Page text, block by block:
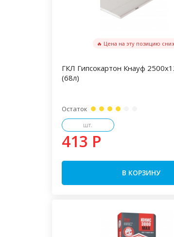
🔥 Цена на эту позицию
ГКЛ Гипсокартон Кнауф
(68л)
Остаток
шт.
413 P
В КОРЗИНУ